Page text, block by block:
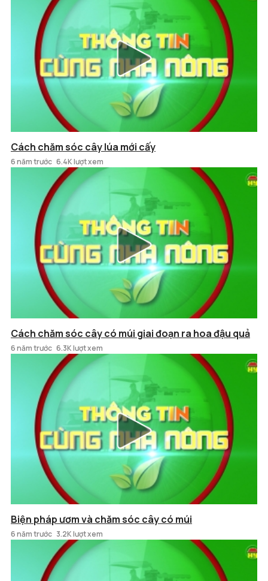
Cách chăm sóc cây lúa mới cấy
6 năm trước 6.4K lượt xem
Cách chăm sóc cây có múi giai đoạn ra hoa đậu quả
6 năm trước 6.3K lượt xem
Biện pháp ươm và chăm sóc cây có múi
6 năm trước 3.2K lượt xem